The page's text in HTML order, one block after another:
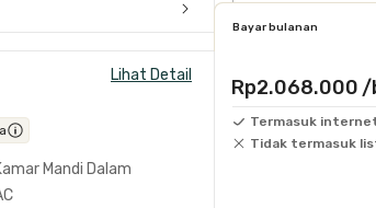
Lihat Detail
Mandi Dalam
Bayar bulanan
Rp2.068.000 /
Termasuk
Tidak termasuk